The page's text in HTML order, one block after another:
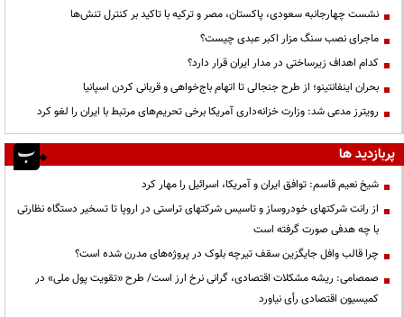
نشست چهارجانبه سعودی، پاکستان، مصر و ترکیه با تاکید بر کنترل تنش‌ها
ماجرای نصب سنگ مزار اکبر عبدی چیست؟
کدام اهداف زیرساختی در مدار ایران قرار دارد؟
بحران اینفانتینو؛ از طرح جنجالی تا اتهام باج‌خواهی و قربانی کردن اسپانیا
رویترز مدعی شد: وزارت خزانه‌داری آمریکا برخی تحریم‌های مرتبط با ایران را لغو کرد
پربازدید ها
شیخ نعیم قاسم: توافق ایران و آمریکا، اسرائیل را مهار کرد
از رانت‌ شرکتهای خودروساز و تاسیس شرکتهای تراستی در اروپا تا تسخیر دستگاه نظارتی
با چه هدفی صورت گرفته است
چرا قالب وافل جایگزین سقف تیرچه بلوک در پروژه‌های مدرن شده است؟
صمصامی: ریشه مشکلات اقتصادی، گرانی نرخ ارز است/ طرح «تقویت پول ملی» در
کمیسیون اقتصادی رأی نیاورد